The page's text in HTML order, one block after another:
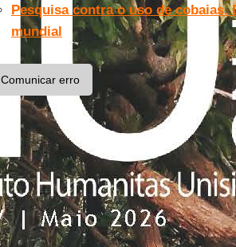
Pesquisa contra o uso de
mundial
Comunicar erro